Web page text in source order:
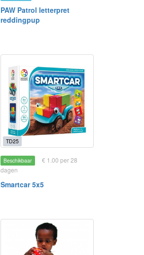
PAW Patrol letterpret
reddingpup
TD25
Beschikbaar
€ 1.00 per 28
dagen
Smartcar 5x5